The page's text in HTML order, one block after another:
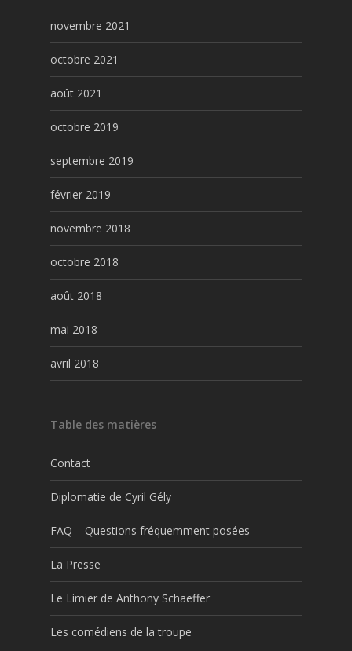
novembre 2021
octobre 2021
août 2021
octobre 2019
septembre 2019
février 2019
novembre 2018
octobre 2018
août 2018
mai 2018
avril 2018
Table des matières
Contact
Diplomatie de Cyril Gély
FAQ – Questions fréquemment posées
La Presse
Le Limier de Anthony Schaeffer
Les comédiens de la troupe